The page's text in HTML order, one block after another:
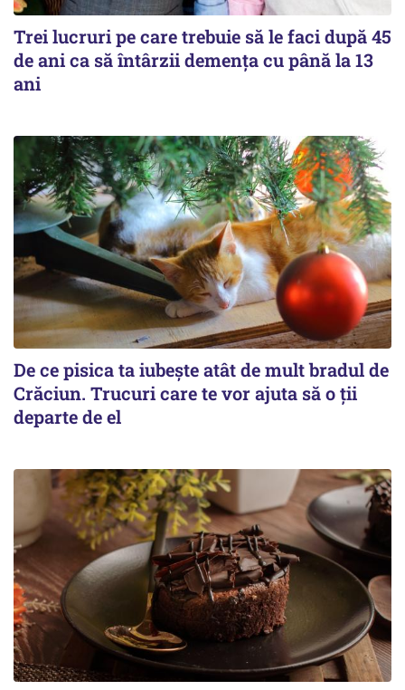
Trei lucruri pe care trebuie să le faci după 45
de ani ca să întârzii demența cu până la 13
ani
De ce pisica ta iubește atât de mult bradul de
Crăciun. Trucuri care te vor ajuta să o ții
departe de el